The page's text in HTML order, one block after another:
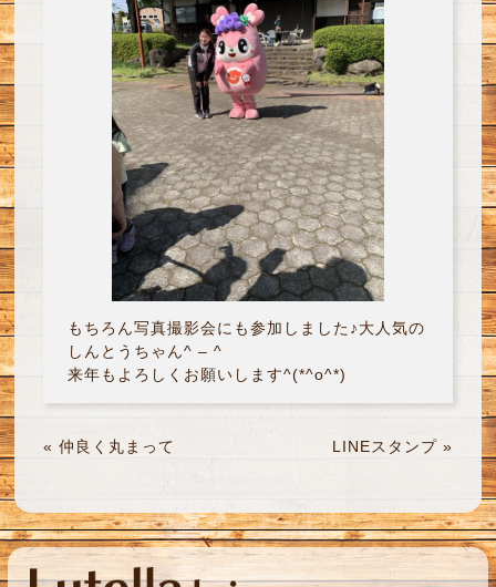
もちろん写真撮影会にも参加しました♪大人気の
しんとうちゃん^ – ^
来年もよろしくお願いします^(*^o^*)
« 仲良く丸まって LINEスタンプ »